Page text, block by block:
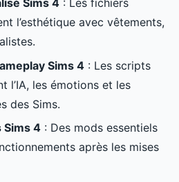
Sims 4 : Les fichiers
l’esthétique avec vêtements,
Sims 4 : Les scripts
l’IA, les émotions et les
des Sims.
Sims 4 : Des mods essentiels
après les mises